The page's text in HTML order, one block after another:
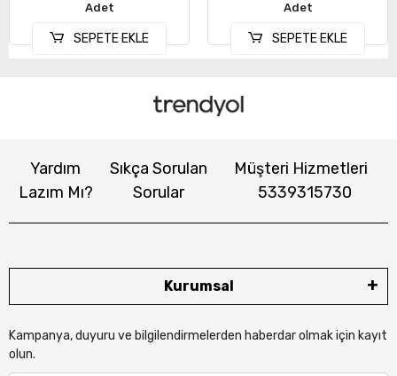
Adet
SEPETE EKLE
Adet
SEPETE EKLE
Yardım
Lazım Mı?
Sıkça Sorulan
Sorular
Müşteri Hizmetleri
5339315730
Kurumsal
Kampanya, duyuru ve bilgilendirmelerden haberdar olmak için kayıt
olun.